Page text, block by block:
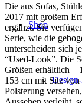
Shop
Die aus Sofas,
2017 mit großem
ergänzt. Sie
Serie, wie die
unterscheiden sich
“Used-Look”. Die
Größen erhältlich –
153 cm mit Sitz
Polsterung